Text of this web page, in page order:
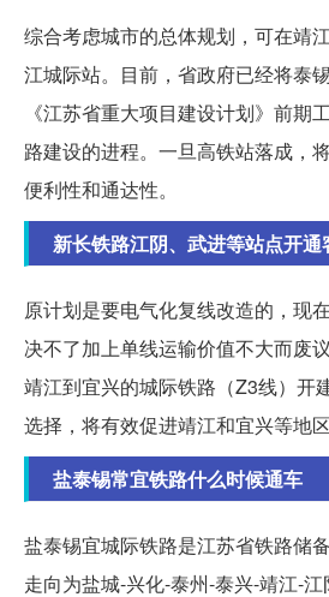
综合考虑城市的总体规划，可在靖
江城际站。目前，省政府已经将泰
《江苏省重大项目建设计划》前期
路建设的进程。一旦高铁站落成，
便利性和通达性。
新长铁路江阴、武进等站点开通
原计划是要电气化复线改造的，现
决不了加上单线运输价值不大而废
靖江到宜兴的城际铁路（Z3线）开
选择，将有效促进靖江和宜兴等地区
盐泰锡常宜铁路什么时候通车
盐泰锡宜城际铁路是江苏省铁路储
走向为盐城-兴化-泰州-泰兴-靖江-